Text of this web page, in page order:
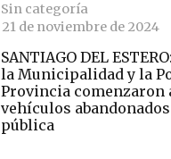
Sin categoría
21 de noviembre de 2024
SANTIAGO DEL
la Municipalidad y la
Provincia comenzaron
vehículos
pública